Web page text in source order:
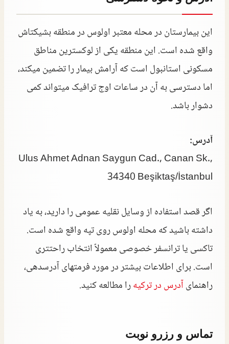
این بیمارستان در محله معتبر اولوس در منطقه بشیکتاش
واقع شده است. این منطقه یکی از لوکسترین مناطق
مسکونی استانبول است که آرامش بیمار را تضمین میکند،
اما دسترسی به آن در ساعات اوج ترافیک میتواند کمی
دشوار باشد.
آدرس:
Ulus Ahmet Adnan Saygun Cad., Canan Sk.,
34340 Beşiktaş/İstanbul
اگر قصد استفاده از وسایل نقلیه عمومی را دارید، به یاد
داشته باشید که محله اولوس روی تپه واقع شده است.
تاکسی یا ترانسفر خصوصی معمولاً انتخاب راحتتری
است. برای اطلاعات بیشتر در مورد فرمتهای آدرسدهی،
راهنمایآدرس در ترکیهرا مطالعه کنید.
تماس و رزرو نوبت